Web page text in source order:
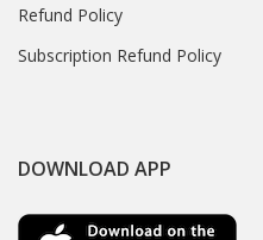
Refund Policy
Subscription Refund Policy
DOWNLOAD APP